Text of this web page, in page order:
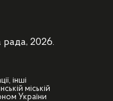
рада, 2026.
інші
міській
України